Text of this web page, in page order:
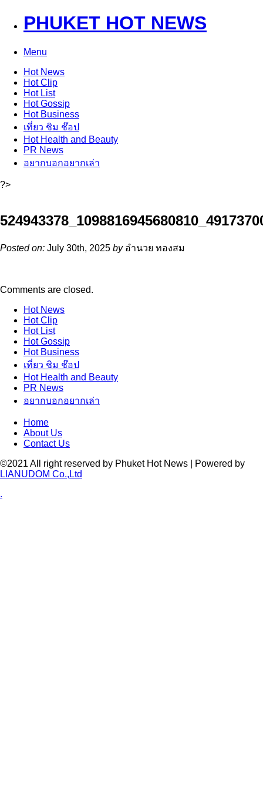
PHUKET HOT NEWS
Menu
HotNews
HotClip
HotList
HotGossip
HotBusiness
เที่ยว ชิม ช๊อป
HotHealth and Beauty
PR News
อยากบอกอยากเล่า
?>
Posted on: July 30th, 2025 byอำนวย ทองสม
Comments are closed.
HotNews
HotClip
HotList
HotGossip
HotBusiness
เที่ยว ชิม ช๊อป
HotHealth and Beauty
PR News
อยากบอกอยากเล่า
Home
About Us
Contact Us
©2021 All right reserved by Phuket Hot News | Powered by
LIANUDOM Co.,Ltd
.